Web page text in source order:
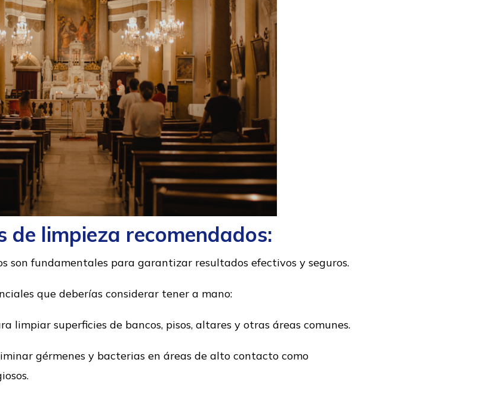
de limpieza recomendados:
son fundamentales para garantizar resultados efectivos y seguros.
que deberías considerar tener a mano:
limpiar superficies de bancos, pisos, altares y otras áreas comunes.
gérmenes y bacterias en áreas de alto contacto como